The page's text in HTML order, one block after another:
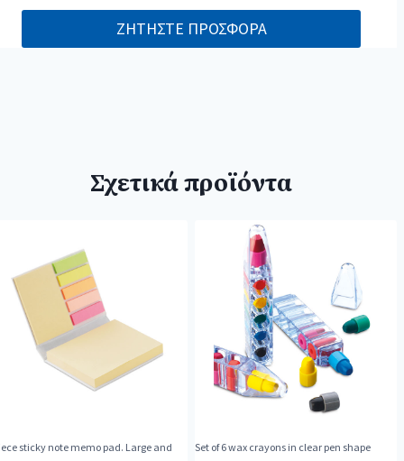
ΖΗΤΗΣΤΕ ΠΡΟΣΦΟΡΑ
Σχετικά προϊόντα
sticky note memo pad. Large and
Set of 6 wax crayons in clear pen shape